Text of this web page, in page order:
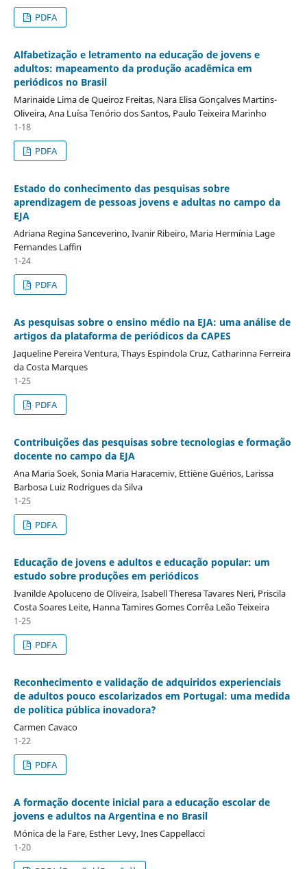
PDFA
Alfabetização e letramento na educação de jovens e
adultos: mapeamento da produção acadêmica em
periódicos no Brasil
Marinaide Lima de Queiroz Freitas, Nara Elisa Gonçalves Martins-
Oliveira, Ana Luísa Tenório dos Santos, Paulo Teixeira Marinho
1-18
PDFA
Estado do conhecimento das pesquisas sobre
aprendizagem de pessoas jovens e adultas no campo da
EJA
Adriana Regina Sanceverino, Ivanir Ribeiro, Maria Hermínia Lage
Fernandes Laffin
1-24
PDFA
As pesquisas sobre o ensino médio na EJA: uma análise de
artigos da plataforma de periódicos da CAPES
Jaqueline Pereira Ventura, Thays Espindola Cruz, Catharinna Ferreira
da Costa Marques
1-25
PDFA
Contribuições das pesquisas sobre tecnologias e formação
docente no campo da EJA
Ana Maria Soek, Sonia Maria Haracemiv, Ettiène Guérios, Larissa
Barbosa Luiz Rodrigues da Silva
1-25
PDFA
Educação de jovens e adultos e educação popular: um
estudo sobre produções em periódicos
Ivanilde Apoluceno de Oliveira, Isabell Theresa Tavares Neri, Priscila
Costa Soares Leite, Hanna Tamires Gomes Corrêa Leão Teixeira
1-25
PDFA
Reconhecimento e validação de adquiridos experienciais
de adultos pouco escolarizados em Portugal: uma medida
de política pública inovadora?
Carmen Cavaco
1-22
PDFA
A formação docente inicial para a educação escolar de
jovens e adultos na Argentina e no Brasil
Mónica de la Fare, Esther Levy, Ines Cappellacci
1-20